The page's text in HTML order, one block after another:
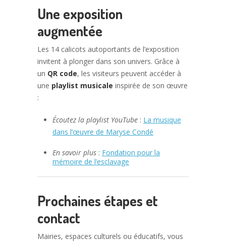
Une exposition
augmentée
Les 14 calicots autoportants de l’exposition
invitent à plonger dans son univers. Grâce à
un QR code, les visiteurs peuvent accéder à
une playlist musicale inspirée de son œuvre
:
Écoutez la playlist YouTube : La musique
dans l’œuvre de Maryse Condé
En savoir plus : Fondation pour la
mémoire de l’esclavage
Prochaines étapes et
contact
Mairies, espaces culturels ou éducatifs, vous